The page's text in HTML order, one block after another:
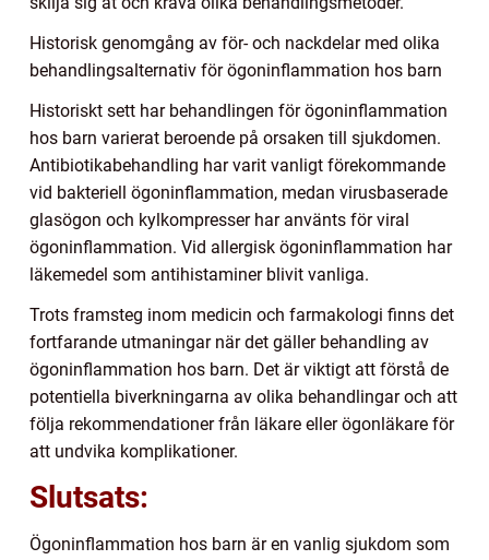
Historisk genomgång av för- och nackdelar med olika
behandlingsalternativ för ögoninflammation hos barn
Historiskt sett har behandlingen för ögoninflammation
hos barn varierat beroende på orsaken till sjukdomen.
Antibiotikabehandling har varit vanligt förekommande
vid bakteriell ögoninflammation, medan virusbaserade
glasögon och kylkompresser har använts för viral
ögoninflammation. Vid allergisk ögoninflammation har
läkemedel som antihistaminer blivit vanliga.
Trots framsteg inom medicin och farmakologi finns det
fortfarande utmaningar när det gäller behandling av
ögoninflammation hos barn. Det är viktigt att förstå de
potentiella biverkningarna av olika behandlingar och att
följa rekommendationer från läkare eller ögonläkare för
att undvika komplikationer.
Slutsats:
Ögoninflammation hos barn är en vanlig sjukdom som